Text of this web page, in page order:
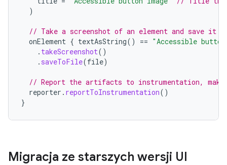
)
// Take a screenshot of an element and save it
onElement { textAsString() == "Accessible
. takeScreenshot()
. saveToFile(file)
// Report the artifacts to instrumentation,
reporter . reportToInstrumentation()
}
Migracja ze starszych wersji UI